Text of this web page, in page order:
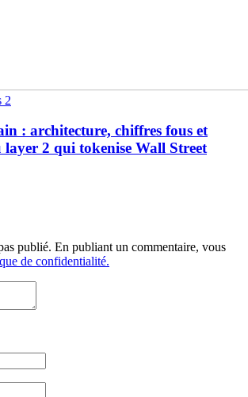
2
: architecture, chiffres fous et
layer 2 qui tokenise Wall Street
publié. En publiant un commentaire, vous
de confidentialité.